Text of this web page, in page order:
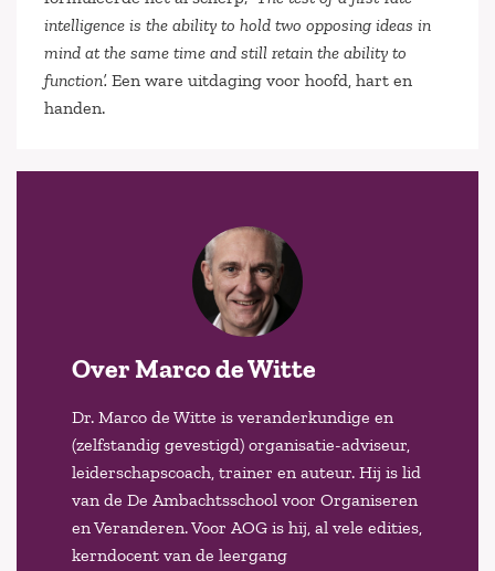
intelligence is the ability to hold two opposing ideas in
mind at the same time and still retain the ability to
function’. Een ware uitdaging voor hoofd, hart en
handen.
Over Marco de Witte
Dr. Marco de Witte is veranderkundige en
(zelfstandig gevestigd) organisatie-adviseur,
leiderschapscoach, trainer en auteur. Hij is lid
van de De Ambachtsschool voor Organiseren
en Veranderen. Voor AOG is hij, al vele edities,
kerndocent van de leergang